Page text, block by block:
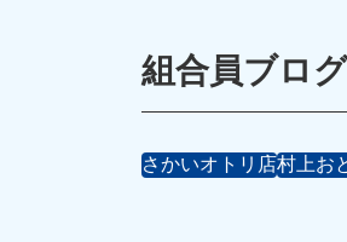
組合員ブロ
さかいオトリ店村上お